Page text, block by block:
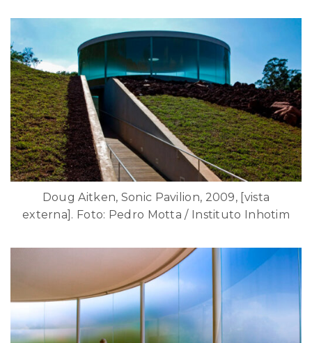
Doug Aitken, Sonic Pavilion, 2009, [vista
externa]. Foto: Pedro Motta / Instituto Inhotim